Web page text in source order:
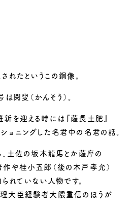
たというこの銅像。
閑叟（かんそう）。
を迎える時には『薩長土肥』
ョニングした名君中の名君の話。
、土佐の坂本龍馬とか薩摩の
や桂小五郎（後の木戸孝允）
れていない人物です。
大臣経験者大隈重信のほうが